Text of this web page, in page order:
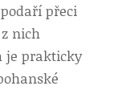
přeci
nich
je prakticky